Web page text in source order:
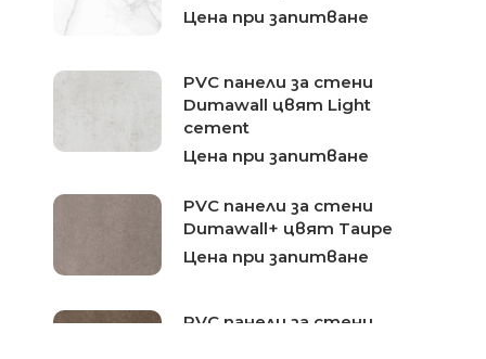
Цена при запитване
PVC панели за стени
Dumawall цвят Light
cement
Цена при запитване
PVC панели за стени
Dumawall+ цвят Taupe
Цена при запитване
PVC панели за стени